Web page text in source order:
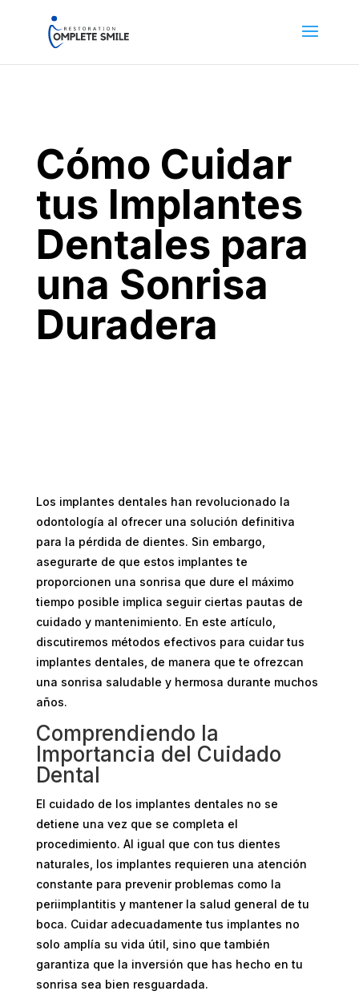
Cómo Cuidar
tus Implantes
Dentales para
una Sonrisa
Duradera
Los implantes dentales han revolucionado la
odontología al ofrecer una solución definitiva
para la pérdida de dientes. Sin embargo,
asegurarte de que estos implantes te
proporcionen una sonrisa que dure el máximo
tiempo posible implica seguir ciertas pautas de
cuidado y mantenimiento. En este artículo,
discutiremos métodos efectivos para cuidar tus
implantes dentales, de manera que te ofrezcan
una sonrisa saludable y hermosa durante muchos
años.
Comprendiendo la
Importancia del Cuidado
Dental
El cuidado de los implantes dentales no se
detiene una vez que se completa el
procedimiento. Al igual que con tus dientes
naturales, los implantes requieren una atención
constante para prevenir problemas como la
periimplantitis y mantener la salud general de tu
boca. Cuidar adecuadamente tus implantes no
solo amplía su vida útil, sino que también
garantiza que la inversión que has hecho en tu
sonrisa sea bien resguardada.